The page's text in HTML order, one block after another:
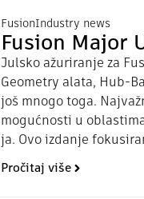
FusionIndustry news
Fusion Major
Julsko ažuriranje za
Geometry alata, Hub-
još mnogo toga.
mogućnosti u
ja. Ovo izdanje
Pročitaj više